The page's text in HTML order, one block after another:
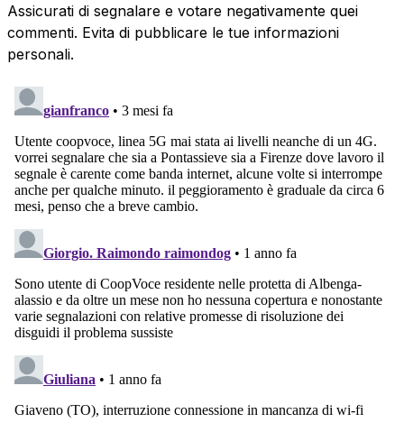
Assicurati di segnalare e votare negativamente quei
commenti. Evita di pubblicare le tue informazioni
personali.